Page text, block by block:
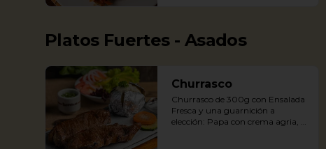
Platos Fuertes - Asados
Churrasco
Churrasco de 300g con Ensalada
Fresca y una guarnición a
elección: Papa con crema agria,